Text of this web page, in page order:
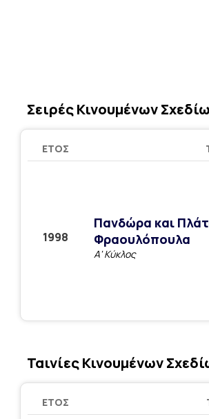
Σειρές Κινουμένων
ΈΤΟΣ
1998
Πανδώρα και
Φραουλόπουλα
Α' Κύκλος
Ταινίες Κινουμένων
ΈΤΟΣ